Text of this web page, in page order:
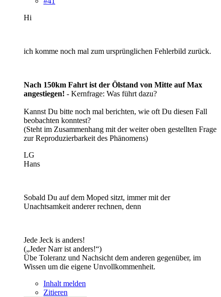
Hi
ich komme noch mal zum ursprünglichen Fehlerbild zurück.
Nach 150km Fahrt ist der Ölstand von Mitte auf Max
angestiegen! - Kernfrage: Was führt dazu?
Kannst Du bitte noch mal berichten, wie oft Du diesen Fall
beobachten konntest?
(Steht im Zusammenhang mit der weiter oben gestellten Frage
zur Reproduzierbarkeit des Phänomens)
LG
Hans
Sobald Du auf dem Moped sitzt, immer mit der
Unachtsamkeit anderer rechnen, denn
Jede Jeck is anders!
(„Jeder Narr ist anders!“)
Übe Toleranz und Nachsicht dem anderen gegenüber, im
Wissen um die eigene Unvollkommenheit.
Inhalt melden
Zitieren